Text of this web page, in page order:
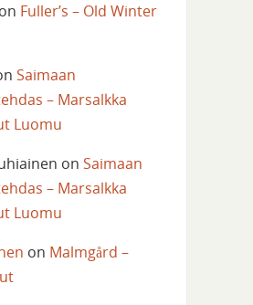
on Fuller’s – Old Winter
Saimaan
– Marsalkka
Luomu
on Saimaan
– Marsalkka
Luomu
on Malmgård –